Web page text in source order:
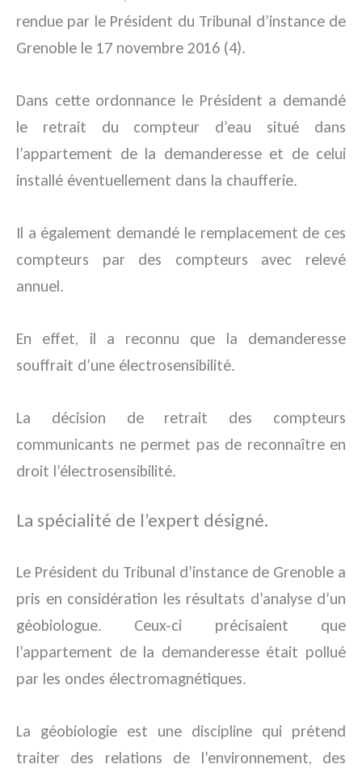
rendue par le Président du Tribunal d’instance de
Grenoble le 17 novembre 2016 (4).
Dans cette ordonnance le Président a demandé
le retrait du compteur d’eau situé dans
l’appartement de la demanderesse et de celui
installé éventuellement dans la chaufferie.
Il a également demandé le remplacement de ces
compteurs par des compteurs avec relevé
annuel.
En effet, il a reconnu que la demanderesse
souffrait d’une électrosensibilité.
La décision de retrait des compteurs
communicants ne permet pas de reconnaître en
droit l’électrosensibilité.
La spécialité de l’expert désigné.
Le Président du Tribunal d’instance de Grenoble a
pris en considération les résultats d’analyse d’un
géobiologue. Ceux-ci précisaient que
l’appartement de la demanderesse était pollué
par les ondes électromagnétiques.
La géobiologie est une discipline qui prétend
traiter des relations de l’environnement, des